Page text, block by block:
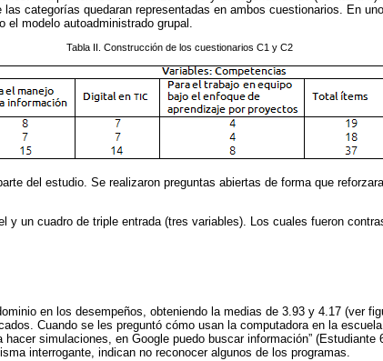
categorías quedaran representadas en ambos cuestionarios. En
modelo autoadministrado grupal.
Tabla II. Construcción de los cuestionarios C1 y C2
del estudio. Se realizaron preguntas abiertas de forma que
un cuadro de triple entrada (tres variables). Los cuales fueron
en los desempeños, obteniendo la medias de 3.93 y 4.17 (ver
Cuando se les preguntó cómo usan la computadora en la
simulaciones, en Google puedo buscar información”
interrogante, indican no reconocer algunos de los programas.